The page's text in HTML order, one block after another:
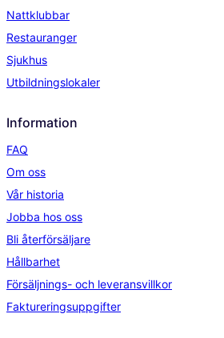
Nattklubbar
Restauranger
Sjukhus
Utbildningslokaler
Information
FAQ
Om oss
Vår historia
Jobba hos oss
Bli återförsäljare
Hållbarhet
Försäljnings- och leveransvillkor
Faktureringsuppgifter